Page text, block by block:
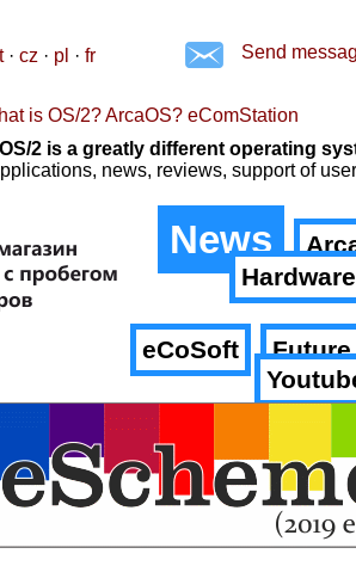
· cz · pl · fr Send
is OS/2? ArcaOS? eComStation
OS/2 is a greatly different operating
news, reviews, support of
News
Hardware
eCoSoft
Future